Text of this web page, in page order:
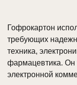
Гофрокартон
требующих
техника,
фармацевтика. Он
электронной